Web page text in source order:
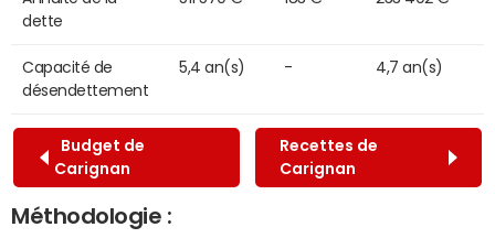
dette
Capacité de
désendettement
5,4 an(s) - 4,7 an(s)
Budget de
Carignan
Recettes de
Carignan
Méthodologie :